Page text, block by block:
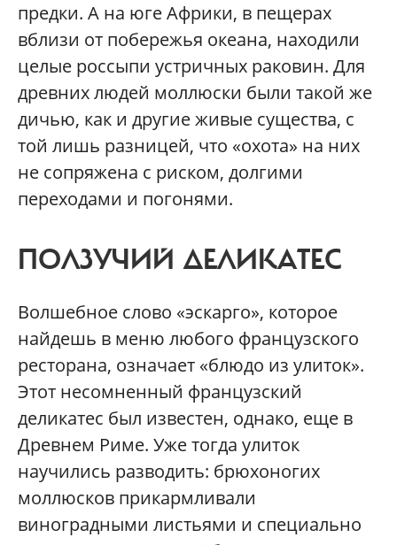
предки. А на юге Африки, в пещерах
вблизи от побережья океана, находили
целые россыпи устричных раковин. Для
древних людей моллюски были такой же
дичью, как и другие живые существа, с
той лишь разницей, что «охота» на них
не сопряжена с риском, долгими
переходами и погонями.
ПОЛЗУЧИЙ ДЕЛИКАТЕС
Волшебное слово «эскарго», которое
найдешь в меню любого французского
ресторана, означает «блюдо из улиток».
Этот несомненный французский
деликатес был известен, однако, еще в
Древнем Риме. Уже тогда улиток
научились разводить: брюхоногих
моллюсков прикармливали
виноградными листьями и специально